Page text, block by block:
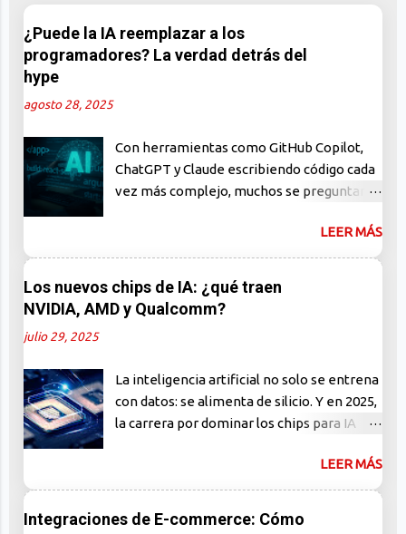
¿Puede la IA reemplazar a los
programadores? La verdad detrás del
hype
agosto 28, 2025
Con herramientas como GitHub Copilot,
ChatGPT y Claude escribiendo código cada
vez más complejo, muchos se preguntan:
extinción? En este artículo, desmontamos
el mito, analizamos el verdadero impacto
de la IA en el desarrollo de software y te
mostramos por qué los humanos siguen
siendo indispensables. El miedo al
artificial generativa ha generado una ola
de entusiasmo… y también de ansiedad.
Frases como "la IA ya escribe código mejor
desaparecerán en 5 años" se han vuelto
comunes en redes sociales y foros
técnicos. Pero, ¿qué tan cierto es todo
LEER MÁS
Los nuevos chips de IA: ¿qué traen
NVIDIA, AMD y Qualcomm?
julio 29, 2025
La inteligencia artificial no solo se entrena
con datos: se alimenta de silicio. Y en 2025,
la carrera por dominar los chips para IA
Qualcomm presentan arquitecturas que no
solo prometen más velocidad, sino
también eficiencia energética, capacidad
LEER MÁS
Integraciones de E-commerce: Cómo